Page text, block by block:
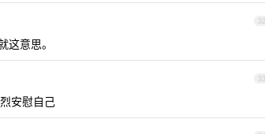
32
意思。
33
安慰自己